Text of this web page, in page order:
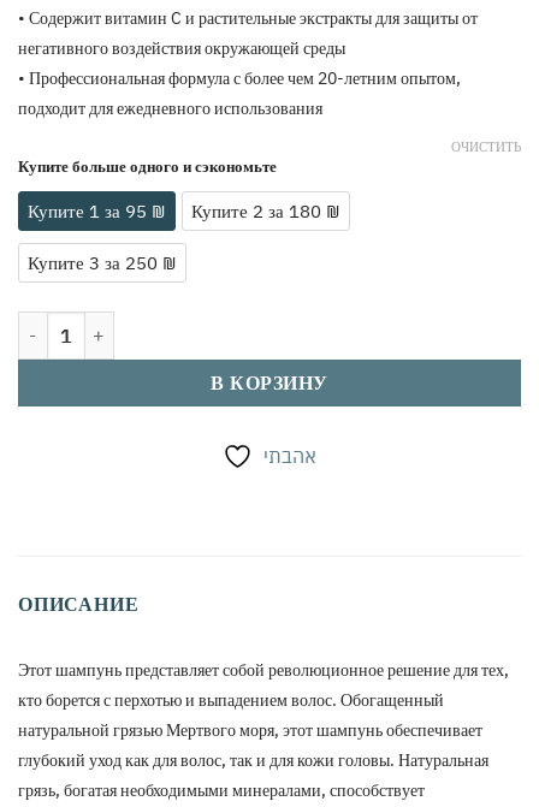
• Содержит витамин C и растительные экстракты для защиты от
негативного воздействия окружающей среды
• Профессиональная формула с более чем 20-летним опытом,
подходит для ежедневного использования
Купите больше одного и сэкономьте
Купите 1 за 95 ₪ Купите 2 за 180 ₪
Купите 3 за 250 ₪
ОЧИСТИТЬ
В КОРЗИНУ
אהבתי
ОПИСАНИЕ
Этот шампунь представляет собой революционное решение для тех,
кто борется с перхотью и выпадением волос. Обогащенный
натуральной грязью Мертвого моря, этот шампунь обеспечивает
глубокий уход как для волос, так и для кожи головы. Натуральная
грязь, богатая необходимыми минералами, способствует